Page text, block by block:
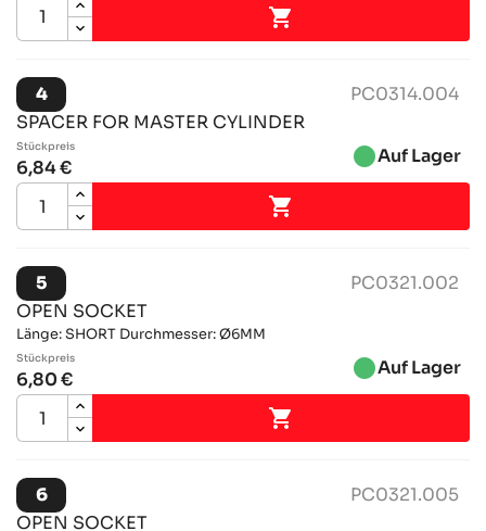

4
PC0314.004
SPACER FOR MASTER CYLINDER
Stückpreis
6,84 € brightness_1Auf Lager

5
PC0321.002
OPEN SOCKET
Länge: SHORT Durchmesser: Ø6MM
Stückpreis
6,80 € brightness_1Auf Lager

6
PC0321.005
OPEN SOCKET